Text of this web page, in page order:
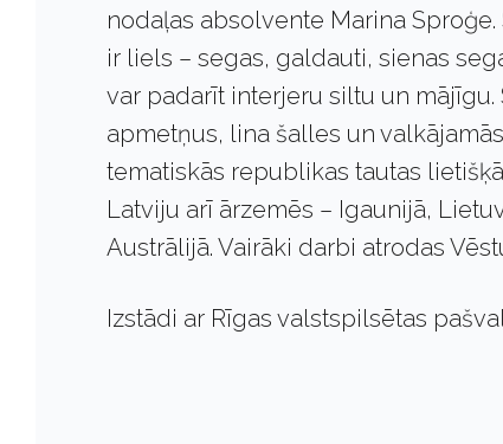
nodaļas absolvente Marina
ir liels – segas, galdauti, sienas
var padarīt interjeru siltu un
apmetņus, lina šalles un
tematiskās republikas tautas
Latviju arī ārzemēs – Igaunijā,
Austrālijā. Vairāki darbi atrodas
Izstādi ar Rīgas valstspilsētas